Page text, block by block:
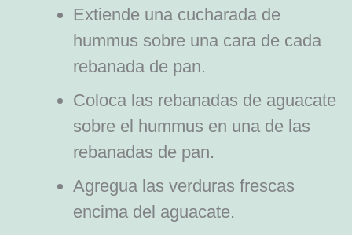
Extiende una cucharada de
hummus sobre una cara de cada
rebanada de pan.
Coloca las rebanadas de aguacate
sobre el hummus en una de las
rebanadas de pan.
Agregua las verduras frescas
encima del aguacate.